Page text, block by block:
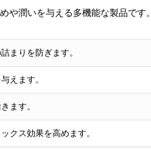
や潤いを与える多機能な製品です。
まりを防ぎます。
えます。
ます。
クス効果を高めます。